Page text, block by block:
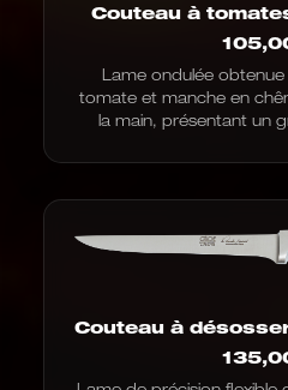
Couteau à
Lame ondulée
tomate et manche en
la main, présentant un
Couteau à